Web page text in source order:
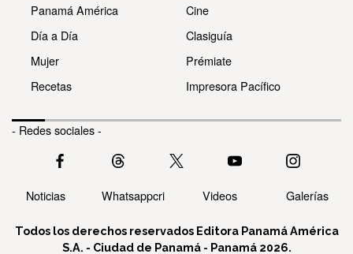
Panamá América
Día a Día
Mujer
Recetas
Cine
Clasiguía
Prémiate
Impresora Pacífico
- Redes sociales -
Noticias Whatsappcri Videos Galerías
Todos los derechos reservados Editora Panamá América
S.A. - Ciudad de Panamá - Panamá 2026.